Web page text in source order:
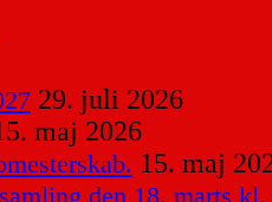
29. juli 2026
maj 2026
15. maj
den 18. marts kl.